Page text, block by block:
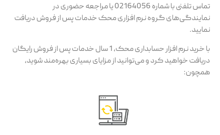
تماس تلفنی با شماره 02164056 یا مراجعه حضوری در
نمایندگی‌های گروه نرم افزاری محک خدمات پس از فروش دریافت
نمایید.
با خرید نرم افزار حسابداری محک، 1 سال خدمات پس از فروش رایگان
دریافت خواهید کرد و می‌توانید از مزایای بسیاری بهره‌مند شوید،
همچون: